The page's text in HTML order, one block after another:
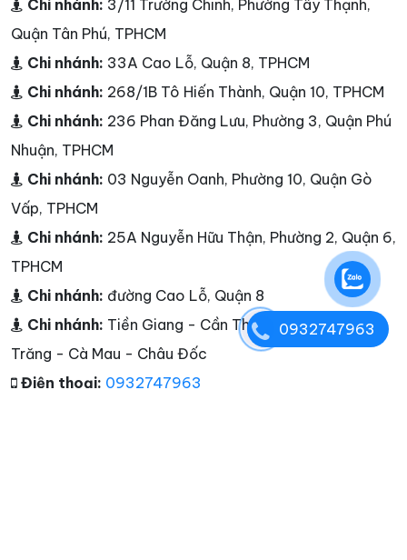
Chi nhánh: 3/11 Trường Chinh, Phường Tây Thạnh,
Quận Tân Phú, TPHCM
Chi nhánh: 33A Cao Lỗ, Quận 8, TPHCM
Chi nhánh: 268/1B Tô Hiến Thành, Quận 10, TPHCM
Chi nhánh: 236 Phan Đăng Lưu, Phường 3, Quận Phú
Nhuận, TPHCM
Chi nhánh: 03 Nguyễn Oanh, Phường 10, Quận Gò
Vấp, TPHCM
Chi nhánh: 25A Nguyễn Hữu Thận, Phường 2, Quận 6,
TPHCM
Chi nhánh: đường Cao Lỗ, Quận 8
Chi nhánh: Tiền Giang - Cần Thơ - Bạc Liêu - Sóc
Trăng - Cà Mau - Châu Đốc
Điện thoại: 0932747963
0932747963